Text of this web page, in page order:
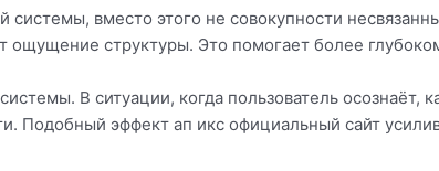
вместо этого не совокупности
структуры. Это помогает более
В ситуации, когда пользователь
Подобный эффект ап икс официальный сайт